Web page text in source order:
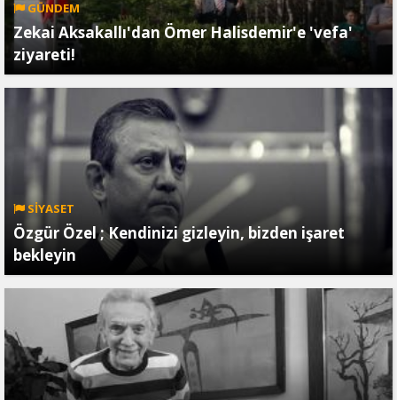
GÜNDEM
Zekai Aksakallı'dan Ömer Halisdemir'e 'vefa'
ziyareti!
SİYASET
Özgür Özel ; Kendinizi gizleyin, bizden işaret
bekleyin